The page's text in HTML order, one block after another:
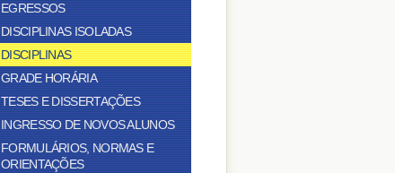
EGRESSOS
DISCIPLINAS ISOLADAS
DISCIPLINAS
GRADE HORÁRIA
TESES E DISSERTAÇÕES
INGRESSO DE NOVOS ALUNOS
FORMULÁRIOS, NORMAS E
ORIENTAÇÕES